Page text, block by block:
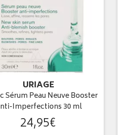
URIAGE
Sérum Peau Neuve Booster
Imperfections 30 ml
24,95€